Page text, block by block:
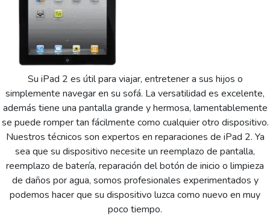
Su iPad 2 es útil para viajar, entretener a sus hijos o
simplemente navegar en su sofá. La versatilidad es excelente,
además tiene una pantalla grande y hermosa, lamentablemente
se puede romper tan fácilmente como cualquier otro dispositivo.
Nuestros técnicos son expertos en reparaciones de iPad 2. Ya
sea que su dispositivo necesite un reemplazo de pantalla,
reemplazo de batería, reparación del botón de inicio o limpieza
de daños por agua, somos profesionales experimentados y
podemos hacer que su dispositivo luzca como nuevo en muy
poco tiempo.